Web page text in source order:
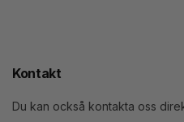
Kontakt
Du kan också kontakta oss